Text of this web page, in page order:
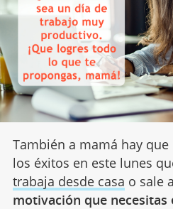
También a mamá hay
los éxitos en este lunes
trabaja desde casa o sale
motivación que necesitas